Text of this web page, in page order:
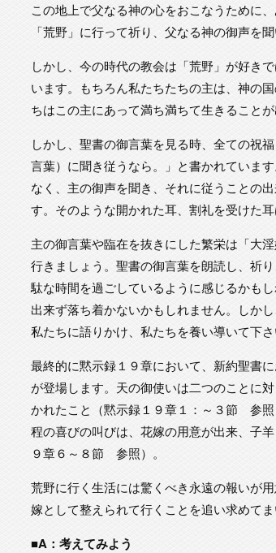
この地上で父なる神の心をおこなうために
「荒野」に行って祈り、父なる神の御声を聞
しかし、今の時代の教会は「荒野」が好き
います。もちろん私たちたちの主は、神の
ちはこの主にあって満ち満ちて生きることが
しかし、聖書の御言葉を見る時、全ての祝
言葉）に聞き従うなら。」と書かれていま
なく、主の御声を聞き、それに従うことの
す。そのような開かれた耳、割礼を受けた
主の御言葉や臨在を抜きにした繁栄は「大
行きましょう。聖書の御言葉を朗読し、祈
駄な時間を過ごしているように感じるかも
出来ず落ち着かないかもしれません。しか
私たちに語りかけ、私たちを養い導いて下さ
最終的に黙示録１９章において、新約聖書
が登場します。天の御使いは二つのことに
かれたこと（黙示録１９章１：～３節 参
程の喜びの叫びは、花嫁の用意が出来、子
９章６～８節 参照）。
荒野に行く生活には驚くべき永遠の報いが
嫁として整えられて行くことを追い求めてま
■A：考えてみよう